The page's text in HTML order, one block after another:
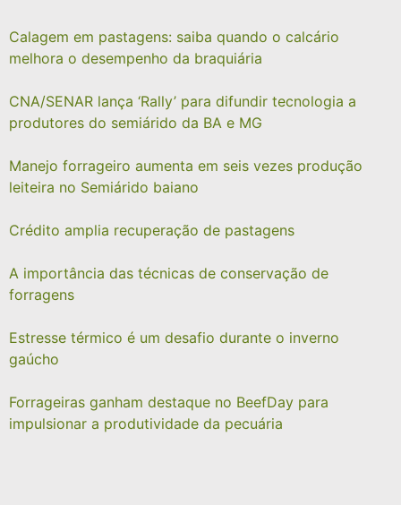
Calagem em pastagens: saiba quando o calcário
melhora o desempenho da braquiária
CNA/SENAR lança ‘Rally’ para difundir tecnologia a
produtores do semiárido da BA e MG
Manejo forrageiro aumenta em seis vezes produção
leiteira no Semiárido baiano
Crédito amplia recuperação de pastagens
A importância das técnicas de conservação de
forragens
Estresse térmico é um desafio durante o inverno
gaúcho
Forrageiras ganham destaque no BeefDay para
impulsionar a produtividade da pecuária